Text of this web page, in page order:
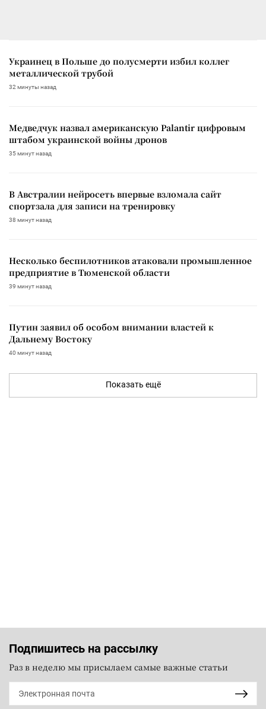
Украинец в Польше до полусмерти избил коллег
металлической трубой
32 минуты назад
Медведчук назвал американскую Palantir цифровым
штабом украинской войны дронов
35 минут назад
В Австралии нейросеть впервые взломала сайт
спортзала для записи на тренировку
38 минут назад
Несколько беспилотников атаковали промышленное
предприятие в Тюменской области
39 минут назад
Путин заявил об особом внимании властей к
Дальнему Востоку
40 минут назад
Показать ещё
Подпишитесь на рассылку
Раз в неделю мы присылаем самые важные статьи